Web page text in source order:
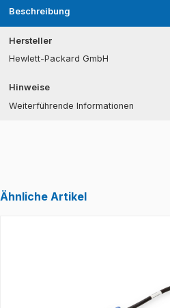
Beschreibung
Hersteller
Hewlett-Packard GmbH
Hinweise
Weiterführende Informationen
Ähnliche Artikel